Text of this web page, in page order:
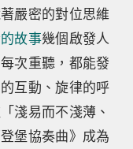
嚴密的對位思維
故事幾個啟發人
次重聽，都能發
互動、旋律的呼
淺易而不淺薄、
堡協奏曲》成為